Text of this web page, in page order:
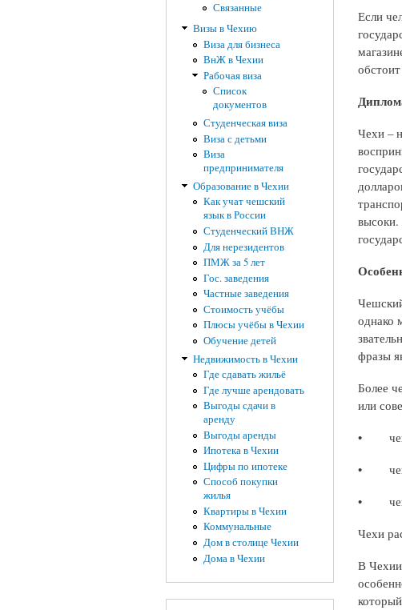
Связанные
Визы в Чехию
Виза для бизнеса
ВнЖ в Чехии
Рабочая виза
Список
документов
Студенческая виза
Виза с детьми
Виза
предпринимателя
Образование в Чехии
Как учат чешский
язык в России
Студенческий ВНЖ
Для нерезидентов
ПМЖ за 5 лет
Гос. заведения
Частные заведения
Стоимость учёбы
Плюсы учёбы в Чехии
Обучение детей
Недвижимость в Чехии
Где сдавать жильё
Где лучше арендовать
Выгоды сдачи в
аренду
Выгоды аренды
Ипотека в Чехии
Цифры по ипотеке
Способ покупки
жилья
Квартиры в Чехии
Коммунальные
Дом в столице Чехии
Дома в Чехии
Если
Чехи –
высоки.
однако
фразы
Более
или
• чеш.
• чеш.
• чеш.
Чехи
В Чехии